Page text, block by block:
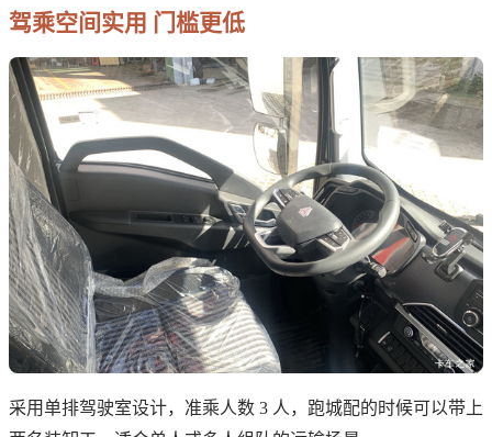
驾乘空间实用 门槛更低
采用单排驾驶室设计，准乘人数 3 人，跑城配的时候可以带上